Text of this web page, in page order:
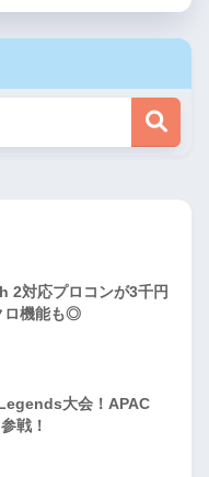
2対応プロコンが3千円
ロ機能も◎
大会！APAC
戦！